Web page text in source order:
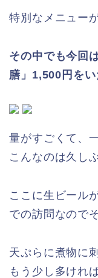
特別なメニュー
その中でも今回
膳」1,500円をい
量がすごくて、
こんなのは久し
ここに生ビール
での訪問なので
天ぷらに煮物に
もう少し多けれ